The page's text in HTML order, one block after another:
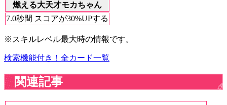
燃える大天才モカちゃん
7.0秒間 スコアが30%UPする
※スキルレベル最大時の情報です。
検索機能付き！全カード一覧
関連記事